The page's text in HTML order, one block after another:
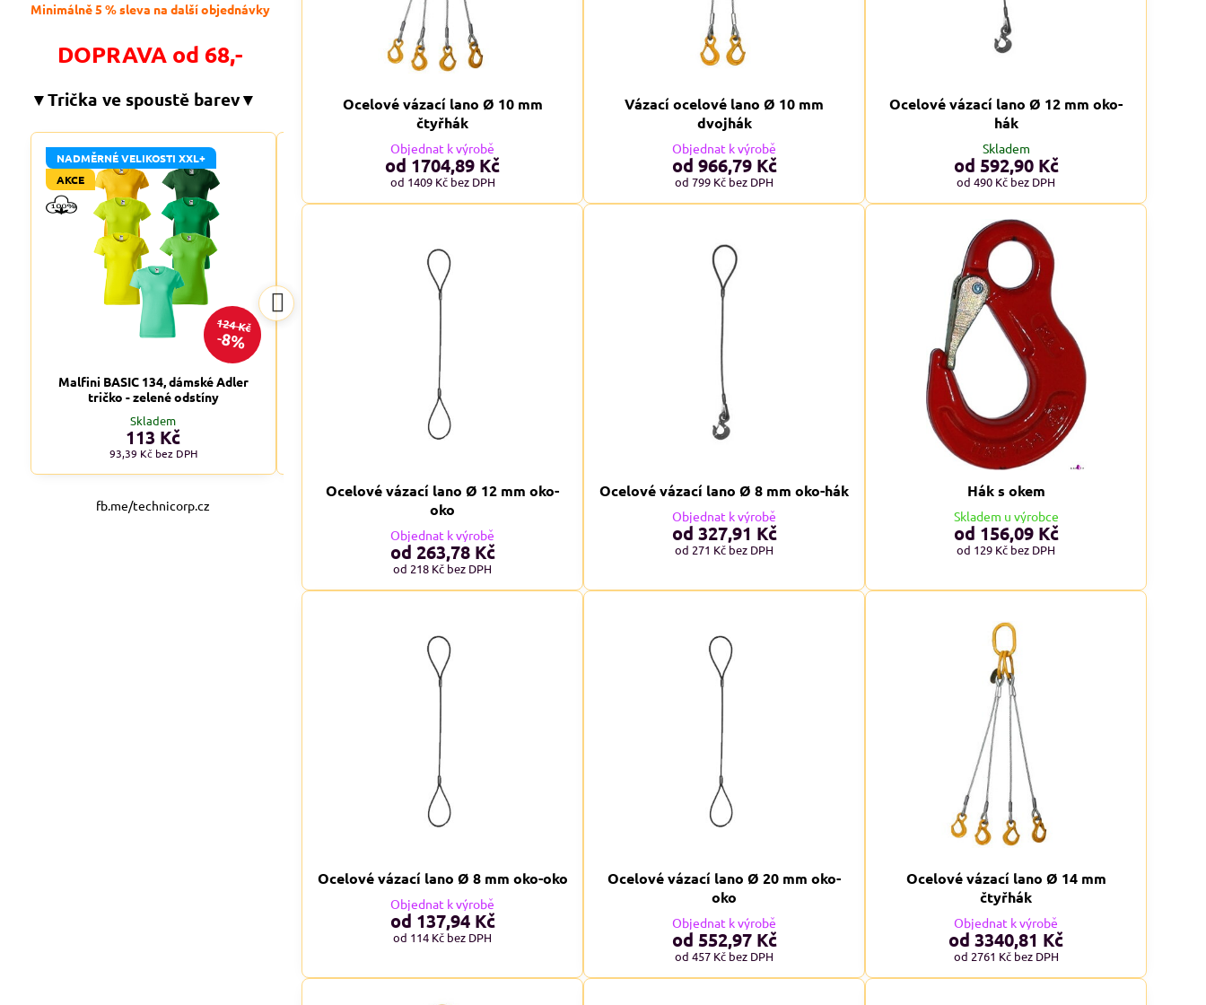
Ocelové vázací lano Ø 10 mm
čtyřhák
Objednat k výrobě
od 1704,89 Kč
od 1409 Kč bez DPH
Vázací ocelové lano Ø 10 mm
dvojhák
Objednat k výrobě
od 966,79 Kč
od 799 Kč bez DPH
Ocelové vázací lano Ø 12 mm oko-
hák
Skladem
od 592,90 Kč
od 490 Kč bez DPH
Ocelové vázací lano Ø 12 mm oko-
oko
Objednat k výrobě
od 263,78 Kč
od 218 Kč bez DPH
Ocelové vázací lano Ø 8 mm oko-hák
Objednat k výrobě
od 327,91 Kč
od 271 Kč bez DPH
Hák s okem
Skladem u výrobce
od 156,09 Kč
od 129 Kč bez DPH
Ocelové vázací lano Ø 8 mm oko-oko
Objednat k výrobě
od 137,94 Kč
od 114 Kč bez DPH
Ocelové vázací lano Ø 20 mm oko-
oko
Objednat k výrobě
od 552,97 Kč
od 457 Kč bez DPH
Ocelové vázací lano Ø 14 mm
čtyřhák
Objednat k výrobě
od 3340,81 Kč
od 2761 Kč bez DPH
Minimálně 5 % sleva na další objednávky
DOPRAVA od 68,-
▼Trička ve spoustě barev▼
124 Kč
8%
NADMĚRNÉ VELIKOSTI XXL+
AKCE
Malfini BASIC 134, dámské Adler
tričko - zelené odstíny
Skladem
113 Kč
93,39 Kč bez DPH
NADMĚRNÉ VELIKOSTI XXL+
Malfini BASIC 129, pánské Adler
tričko - tmavé odstíny
od 109 Kč
NADMĚRNÉ VELIKOSTI XXL+
RESIST LS, triko s dlouhým rukávem
8%
Malfini BASIC 134, dámské Adler
tričko - modré odstíny
od 113 Kč
NADMĚRNÉ VELIKOSTI XXL+
AKCE
Malfini BASIC 129, pánské
tričko - červené
fb.me/technicorp.cz